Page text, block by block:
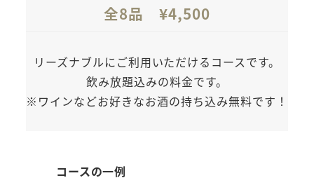
全8品¥4,500
リーズナブルにご利用いただけるコースです。
飲み放題込みの料金です。
※ワインなどお好きなお酒の持ち込み無料です！
コースの一例